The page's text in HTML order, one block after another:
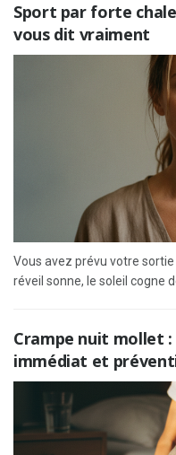
Sport par forte
vous dit vraiment
Vous avez prévu votre
réveil sonne, le soleil cogne
Crampe nuit mollet
immédiat et